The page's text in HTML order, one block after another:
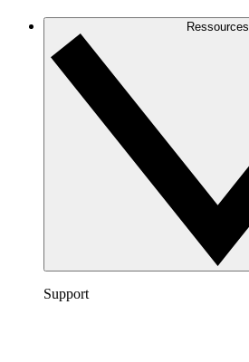
Ressources
Support